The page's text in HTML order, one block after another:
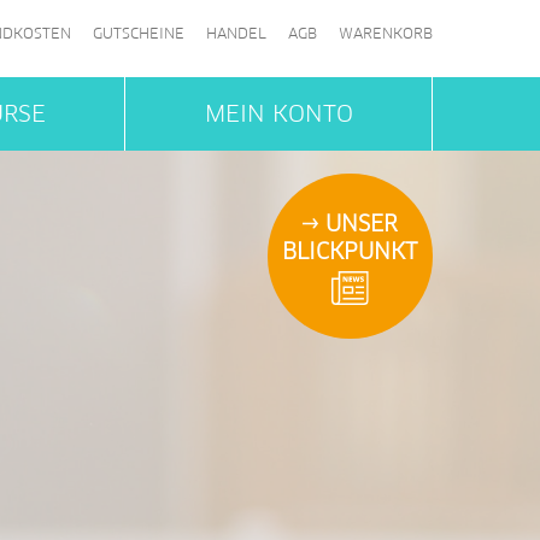
GUTSCHEINE HANDEL AGB WARENKORB
UNSER
BLICKPUNKT
MEIN KONTO